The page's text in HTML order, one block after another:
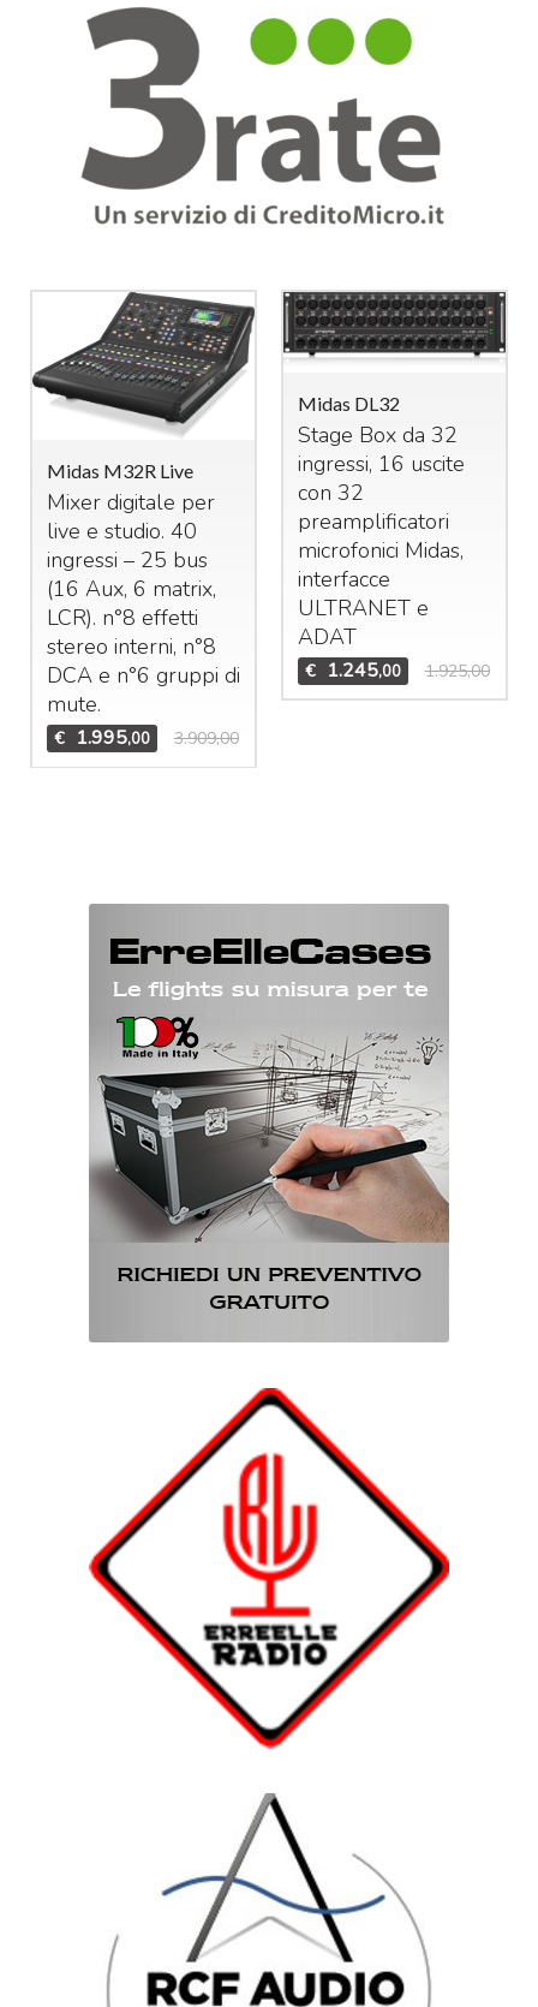
Midas M32R Live
Mixer digitale per
live e studio. 40
ingressi – 25 bus
(16 Aux, 6 matrix,
LCR). n°8 effetti
stereo interni, n°8
DCAe n°6 gruppi di
mute.
€ 1.995,00 3.909,00
Midas DL32
Stage Box da 32
ingressi, 16 uscite
con 32
preamplificatori
microfonici Midas,
interfacce
ULTRANETe
ADAT
€ 1.245,00 1.925,00